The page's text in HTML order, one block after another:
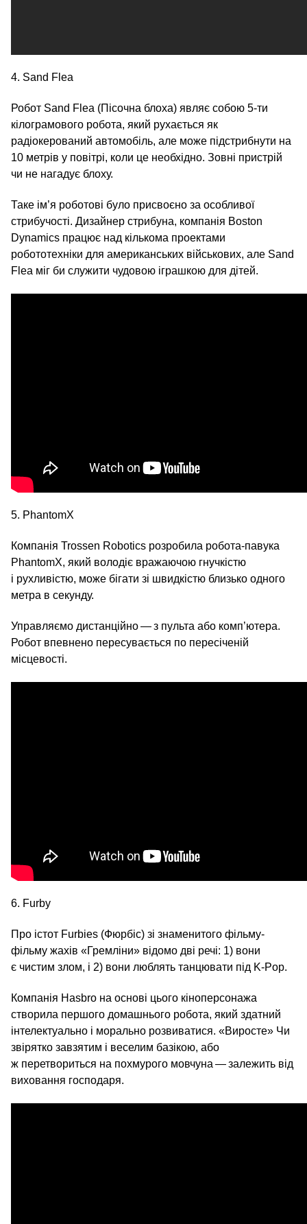
4. Sand Flea
Робот Sand Flea (Пісочна блоха) являє собою 5‑ти
кілограмового робота, який рухається як
радіокерований автомобіль, але може підстрибнути на
10 метрів у повітрі, коли це необхідно. Зовні пристрій
чи не нагадує блоху.
Таке ім’я роботові було присвоєно за особливої​
стрибучості. Дизайнер стрибуна, компанія Boston
Dynamics працює над кількома проектами
робототехніки для американських військових, але Sand
Flea міг би служити чудовою іграшкою для дітей.
5. PhantomX
Компанія Trossen Robotics розробила робота-павука
PhantomX, який володіє вражаючою гнучкістю
і рухливістю, може бігати зі швидкістю близько одного
метра в секунду.
Управляємо дистанційно — з пульта або комп’ютера.
Робот впевнено пересувається по пересіченій
місцевості.
6. Furby
Про істот Furbies (Фюрбіс) зі знаменитого фільму-
фільму жахів «Гремліни» відомо дві речі: 1) вони
є чистим злом, і 2) вони люблять танцювати під K‑Pop.
Компанія Hasbro на основі цього кіноперсонажа
створила першого домашнього робота, який здатний
інтелектуально і морально розвиватися. «Виросте» Чи
звірятко завзятим і веселим базікою, або
ж перетвориться на похмурого мовчуна — залежить від
виховання господаря.